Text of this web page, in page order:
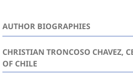
AUTHOR BIOGRAPHIES
CHRISTIAN TRONCOSO CHAVEZ,
OF CHILE